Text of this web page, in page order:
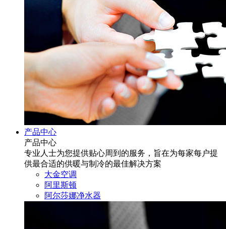
产品中心
产品中心
专业人士为您提供贴心周到的服务，旨在为每家每户提
供最合适的供暖与制冷的最佳解决方案
大金空调
阿里斯顿
阿尔莎娜净水器